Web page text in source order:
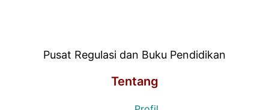
Pusat Regulasi dan Buku Pendidikan
Tentang